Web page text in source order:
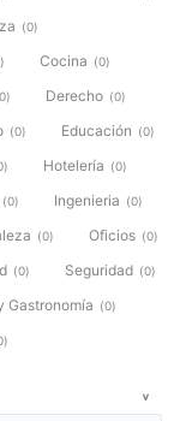
(0)
) Cocina (0)
0) Derecho (0)
(0) Educación (0)
) Hotelería (0)
(0) Ingenieria (0)
(0) Oficios (0)
(0) Seguridad (0)
Gastronomía (0)
)